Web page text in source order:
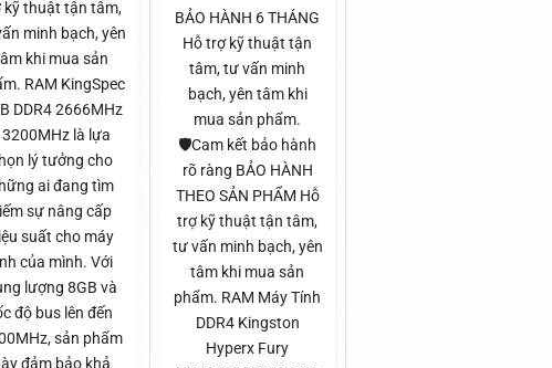
kỹ thuật tận tâm,
minh bạch, yên
khi mua sản
RAM KingSpec
DDR4 2666MHz
là lựa
lý tưởng cho
ai đang tìm
sự nâng cấp
suất cho máy
của mình. Với
lượng 8GB và
độ bus lên đến
sản phẩm
BẢO HÀNH 6 THÁNG
Hỗ trợ kỹ thuật tận
tâm, tư vấn minh
bạch, yên tâm khi
mua sản phẩm.
🛡️Cam kết bảo hành
rõ ràng BẢO HÀNH
THEO SẢN PHẨM Hỗ
trợ kỹ thuật tận tâm,
tư vấn minh bạch, yên
tâm khi mua sản
phẩm. RAM Máy Tính
DDR4 Kingston
Hyperx Fury